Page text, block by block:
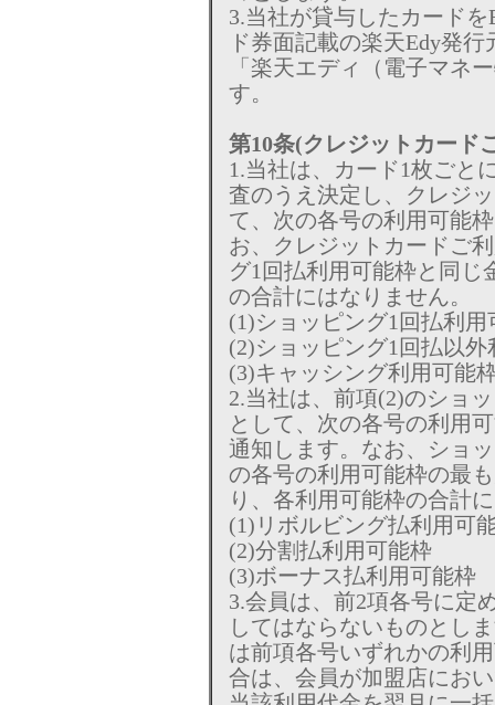
3.当社が貸与したカード
ド券面記載の楽天Edy発
「楽天エディ（電子マネ
す。
第10条(クレジットカード
1.当社は、カード1枚ごと
査のうえ決定し、クレジ
て、次の各号の利用可能
お、クレジットカードご
グ1回払利用可能枠と同じ
の合計にはなりません。
(1)ショッピング1回払利用
(2)ショッピング1回払以外
(3)キャッシング利用可能
2.当社は、前項(2)のショ
として、次の各号の利用
通知します。なお、ショ
の各号の利用可能枠の最
り、各利用可能枠の合計
(1)リボルビング払利用可
(2)分割払利用可能枠
(3)ボーナス払利用可能枠
3.会員は、前2項各号に定
してはならないものとし
は前項各号いずれかの利
合は、会員が加盟店にお